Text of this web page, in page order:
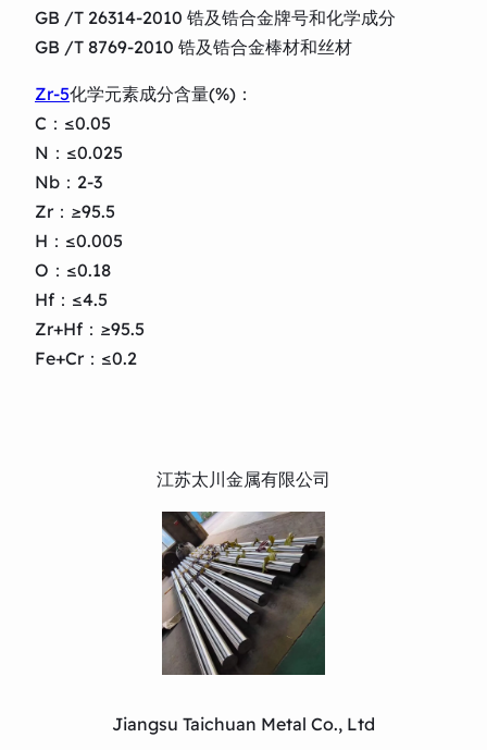
GB /T 26314-2010 锆及锆合金牌号和化学成分
GB /T 8769-2010 锆及锆合金棒材和丝材
Zr-5化学元素成分含量(%)：
C：≤0.05
N：≤0.025
Nb：2-3
Zr：≥95.5
H：≤0.005
O：≤0.18
Hf：≤4.5
Zr+Hf：≥95.5
Fe+Cr：≤0.2
江苏太川金属有限公司
Jiangsu Taichuan Metal Co., Ltd